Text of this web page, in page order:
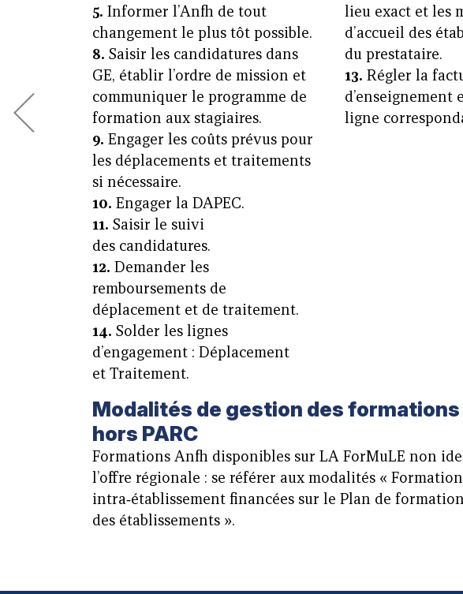
5. Informer l’Anfh de tout
changement le plus tôt possible.
8. Saisir les candidatures dans
GE, établir l’ordre de mission et
communiquer le programme de
formation aux stagiaires.
9. Engager les coûts prévus pour
les déplacements et traitements
si nécessaire.
10. Engager la DAPEC.
11. Saisir le suivi
des candidatures.
12. Demander les
remboursements de
déplacement et de traitement.
14. Solder les lignes
d’engagement : Déplacement
et Traitement.
lieu exact et les
d’accueil des
du prestataire.
13. Régler la
d’enseignement
ligne
Modalités de gestion des formations
hors PARC
Formations Anfh disponibles sur LA ForMuLE non
l’offre régionale : se référer aux modalités «
intra‑établissement financées sur le Plan de formation
des établissements ».